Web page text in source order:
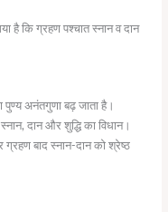
है कि ग्रहण पश्चात स्नान व दान
अनंतगुणा बढ़ जाता है।
दान और शुद्धि का विधान।
बाद स्नान-दान को श्रेष्ठ